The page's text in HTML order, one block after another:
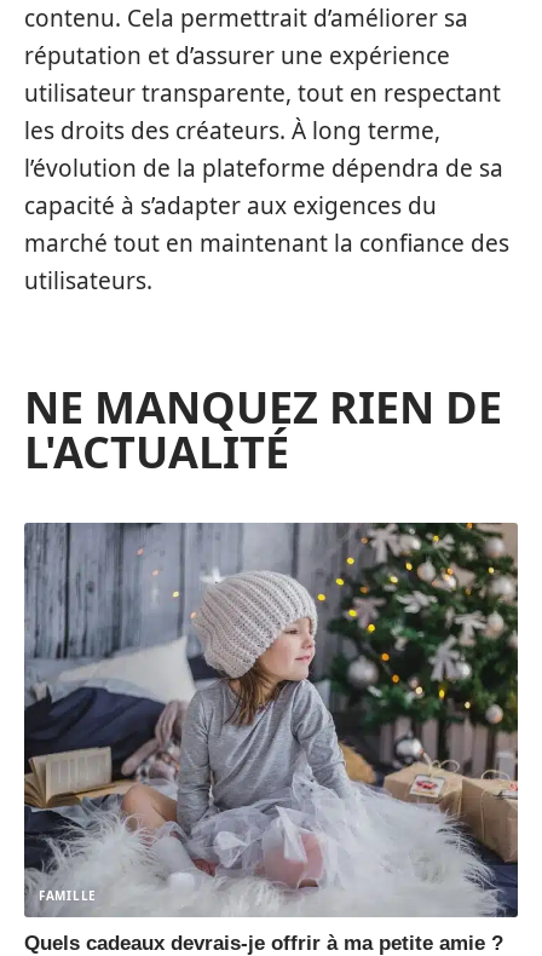
contenu. Cela permettrait d’améliorer sa
réputation et d’assurer une expérience
utilisateur transparente, tout en respectant
les droits des créateurs. À long terme,
l’évolution de la plateforme dépendra de sa
capacité à s’adapter aux exigences du
marché tout en maintenant la confiance des
utilisateurs.
NE MANQUEZ RIEN DE
L'ACTUALITÉ
FAMILLE
Quels cadeaux devrais-je offrir à ma petite amie ?